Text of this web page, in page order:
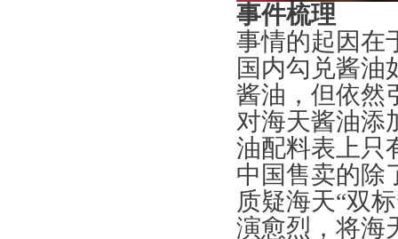
事件梳理
事情的起因在
国内勾兑酱油
酱油，但依然
对海天酱油添
油配料表上只
中国售卖的除
质疑海天“双
演愈烈，将海